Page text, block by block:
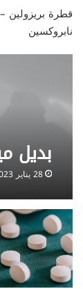
قطرة بريزولين –
نابروكسين
بديل
28 يناير 2023